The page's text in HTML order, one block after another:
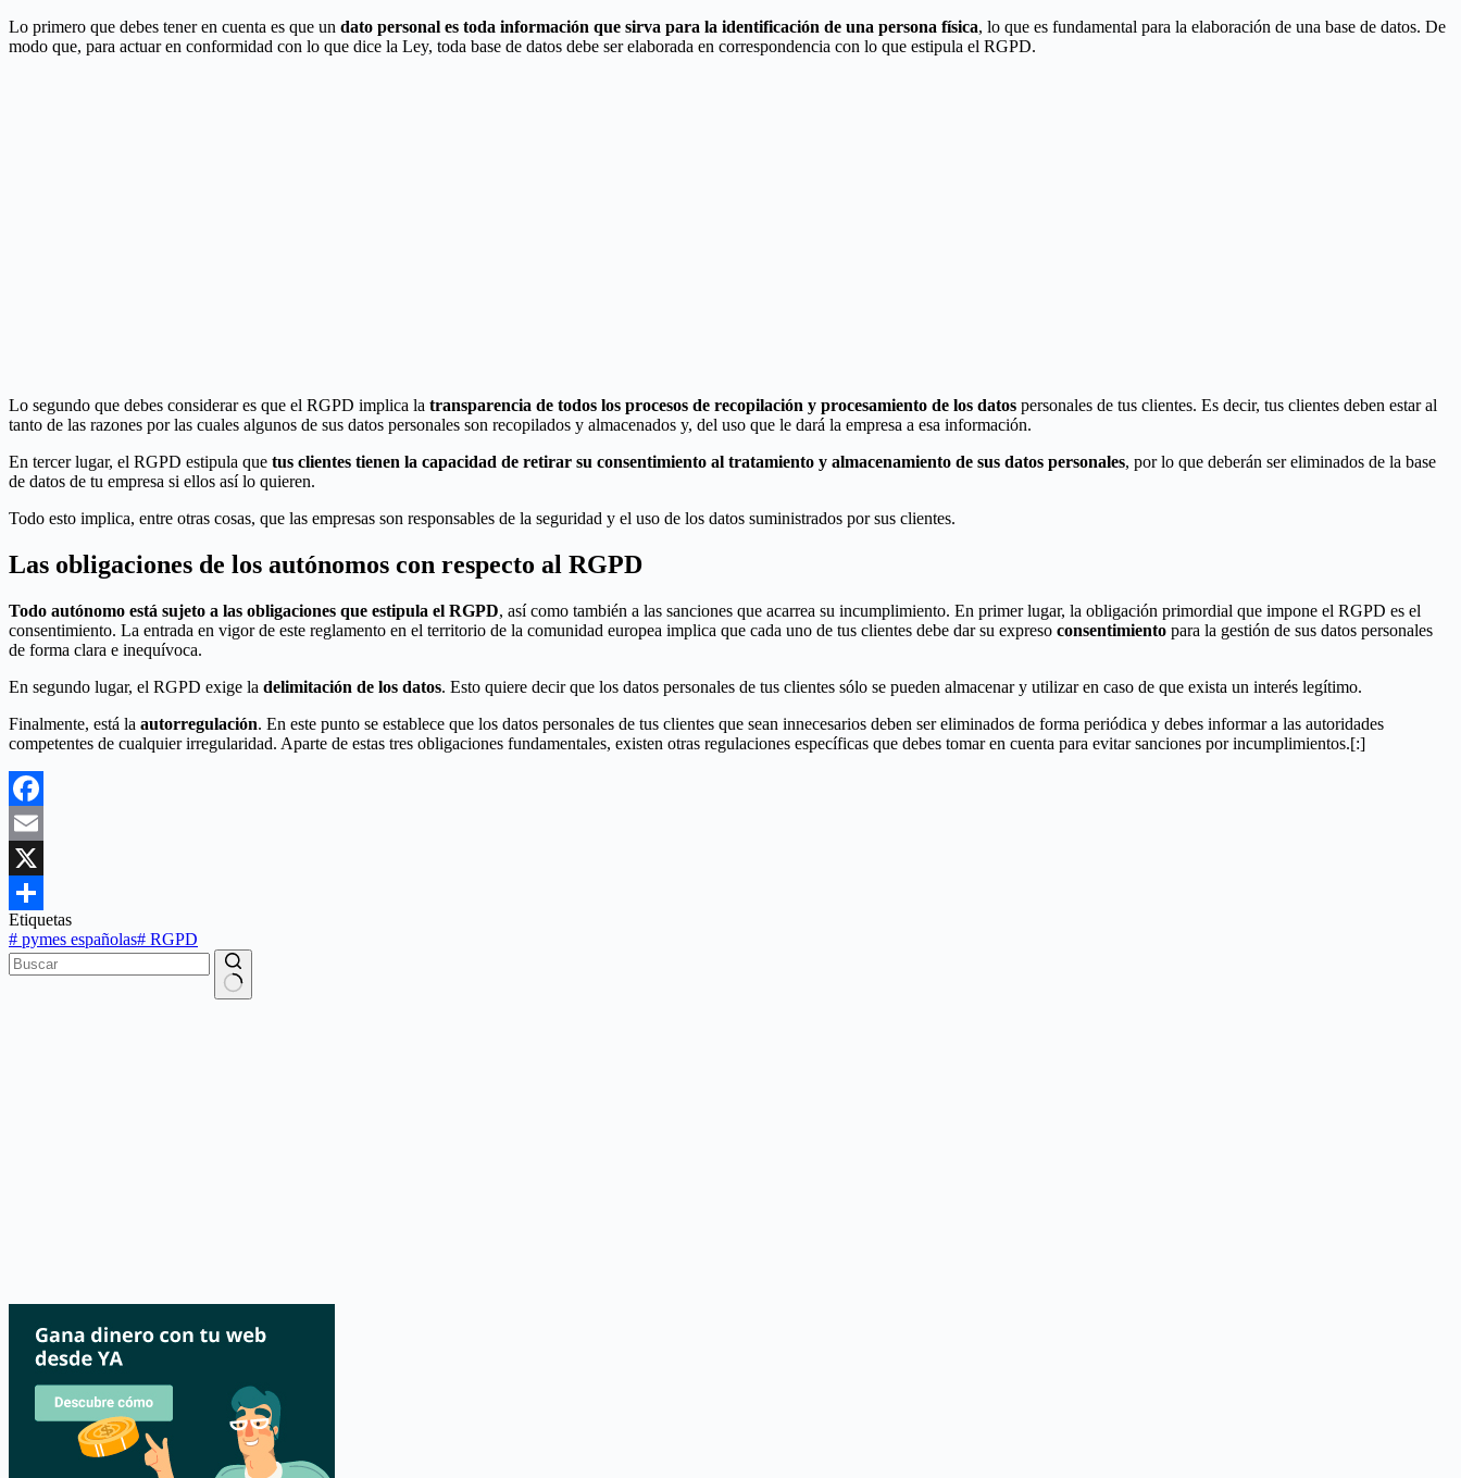
Lo primero que debes tener en cuenta es que un dato personal es toda información que sirva para la identificación de una persona física, lo que es fundamental para la elaboración de una base de datos. De
modo que, para actuar en conformidad con lo que dice la Ley, toda base de datos debe ser elaborada en correspondencia con lo que estipula el RGPD.
Lo segundo que debes considerar es que el RGPD implica la transparencia de todos los procesos de recopilación y procesamiento de los datos personales de tus clientes. Es decir, tus clientes deben estar al
tanto de las razones por las cuales algunos de sus datos personales son recopilados y almacenados y, del uso que le dará la empresa a esa información.
En tercer lugar, el RGPD estipula que tus clientes tienen la capacidad de retirar su consentimiento al tratamiento y almacenamiento de sus datos personales, por lo que deberán ser eliminados de la base
de datos de tu empresa si ellos así lo quieren.
Todo esto implica, entre otras cosas, que las empresas son responsables de la seguridad y el uso de los datos suministrados por sus clientes.
Las obligaciones de los autónomos con respecto al RGPD
Todo autónomo está sujeto a las obligaciones que estipula el RGPD, así como también a las sanciones que acarrea su incumplimiento. En primer lugar, la obligación primordial que impone el RGPD es el
consentimiento. La entrada en vigor de este reglamento en el territorio de la comunidad europea implica que cada uno de tus clientes debe dar su expreso consentimiento para la gestión de sus datos personales
de forma clara e inequívoca.
En segundo lugar, el RGPD exige la delimitación de los datos. Esto quiere decir que los datos personales de tus clientes sólo se pueden almacenar y utilizar en caso de que exista un interés legítimo.
Finalmente, está la autorregulación. En este punto se establece que los datos personales de tus clientes que sean innecesarios deben ser eliminados de forma periódica y debes informar a las autoridades
competentes de cualquier irregularidad. Aparte de estas tres obligaciones fundamentales, existen otras regulaciones específicas que debes tomar en cuenta para evitar sanciones por incumplimientos.[:]
Facebook
Email
X
Compartir
Etiquetas
# pymes españolas# RGPD